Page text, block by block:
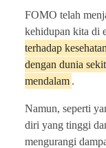
FOMO telah
kehidupan kita di
terhadap
dengan dunia
mendalam .
Namun, seperti
diri yang tinggi
mengurangi